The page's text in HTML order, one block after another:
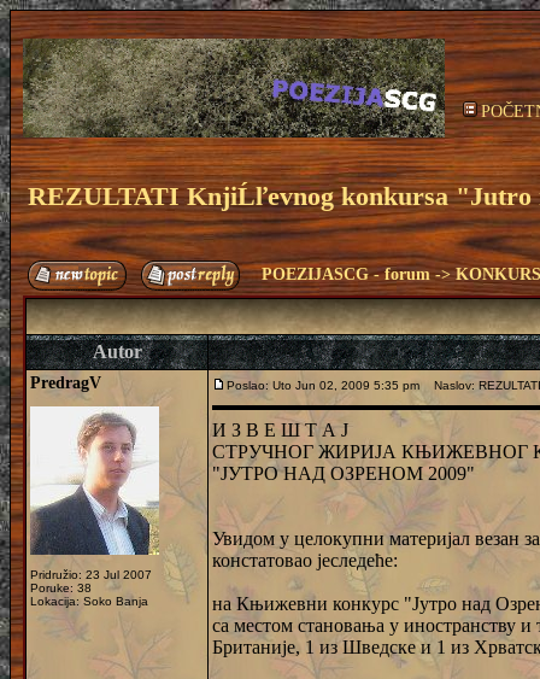
REZULTATI KnjiĹľevnog konkursa "Jutro
POEZIJASCG - forum ->
Autor
PredragV
Pridružio: 23 Jul 2007
Poruke: 38
Lokacija: Soko Banja
Poslao: Uto Jun 02, 2009 5:35 pm Naslov:
И З В Е Ш Т А Ј
СТРУЧНОГ ЖИРИЈА КЊИЖЕВНОГ
"ЈУТРО НАД ОЗРЕНОМ 2009"
Увидом у целокупни материјал везан
констатовао јеследеће:
на Књижевни конкурс "Јутро над
са местом становања у иностранству
Британије, 1 из Шведске и 1 из